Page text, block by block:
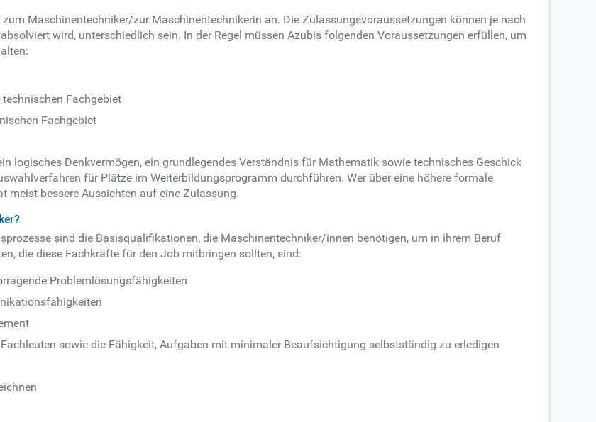
Maschinentechniker/zur Maschinentechnikerin an. Die Zulassungsvoraussetzungen können je nach
wird, unterschiedlich sein. In der Regel müssen Azubis folgenden Voraussetzungen erfüllen, um
Fachgebiet
Fachgebiet
logisches Denkvermögen, ein grundlegendes Verständnis für Mathematik sowie technisches Geschick
für Plätze im Weiterbildungsprogramm durchführen. Wer über eine höhere formale
meist bessere Aussichten auf eine Zulassung.
sind die Basisqualifikationen, die Maschinentechniker/innen benötigen, um in ihrem Beruf
die diese Fachkräfte für den Job mitbringen sollten, sind:
Problemlösungsfähigkeiten
sowie die Fähigkeit, Aufgaben mit minimaler Beaufsichtigung selbstständig zu erledigen